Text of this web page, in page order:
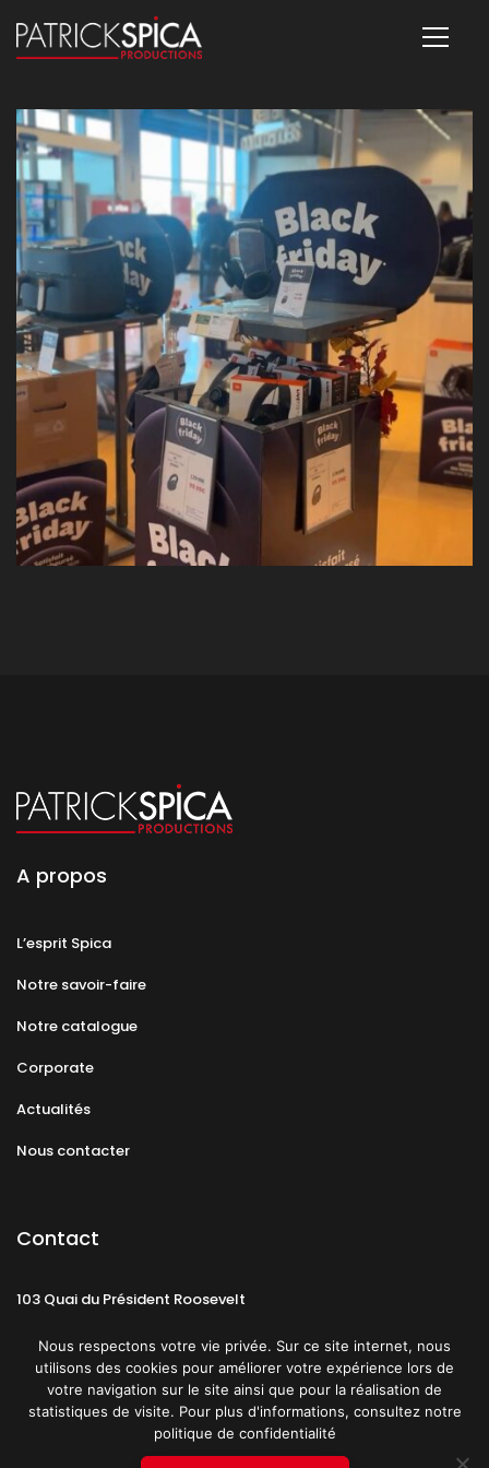
A propos
L’esprit Spica
Notre savoir-faire
Notre catalogue
Corporate
Actualités
Nous contacter
Contact
103 Quai du Président Roosevelt
CGU Politique de confidentialité
Nous respectons votre vie privée. Sur ce site internet, nous
utilisons des cookies pour améliorer votre expérience lors de
votre navigation sur le site ainsi que pour la réalisation de
statistiques de visite. Pour plus d'informations, consultez notre
politique de confidentialité